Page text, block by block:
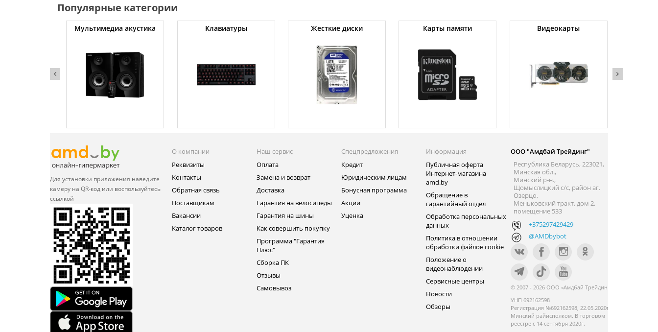
Популярные категории
Мультимедиа акустика Клавиатуры Жесткие диски Карты памяти Видеокарты
Для установки приложения наведите
камеру на QR‑код или воспользуйтесь
ссылкой
О компании
Реквизиты
Контакты
Обратная связь
Поставщикам
Вакансии
Каталог товаров
Наш сервис
Оплата
Замена и возврат
Доставка
Гарантия на велосипеды
Гарантия на шины
Как совершить покупку
Программа "Гарантия
Плюс"
Сборка ПК
Отзывы
Самовывоз
Спецпредложения
Кредит
Юридическим лицам
Бонусная программа
Акции
Уценка
Информация
Публичная оферта
Интернет-магазина
amd.by
Обращение в
гарантийный отдел
Обработка персональных
данных
Политика в отношении
обработки файлов cookie
Положение о
видеонаблюдении
Сервисные центры
Новости
Обзоры
ООО "Амдбай Трейдинг"
Республика Беларусь, 223021,
Минская обл.,
Минский р-н.,
Щомыслицкий с/с, район аг.
Озерцо,
Меньковский тракт, дом 2,
помещение 533
+375297429429
@AMDbybot
© 2007 - 2026 ООО «Амдбай Трейдинг»
УНП 692162598
Регистрация №692162598, 22.05.2020г.
Минский райисполком. В торговом
реестре с 14 сентября 2020г.